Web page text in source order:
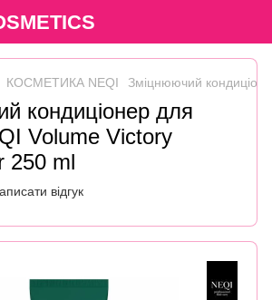
КОСМЕТИКА NEQI Зміцнюючий
кондиціонер для
Volume Victory
250 ml
відгук